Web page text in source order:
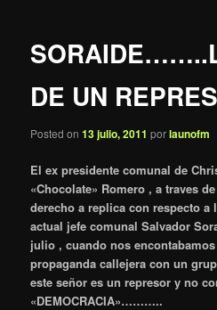
DE UN
Posted on13 julio, 2011 porlaunofm
El ex presidente comunal de
«Chocolate» Romero , a traves
derecho a replica con respecto a
actual jefe comunal Salvador
julio , cuando nos
propaganda callejera con un
este señor es un represor y no
«DEMOCRACIA»………..